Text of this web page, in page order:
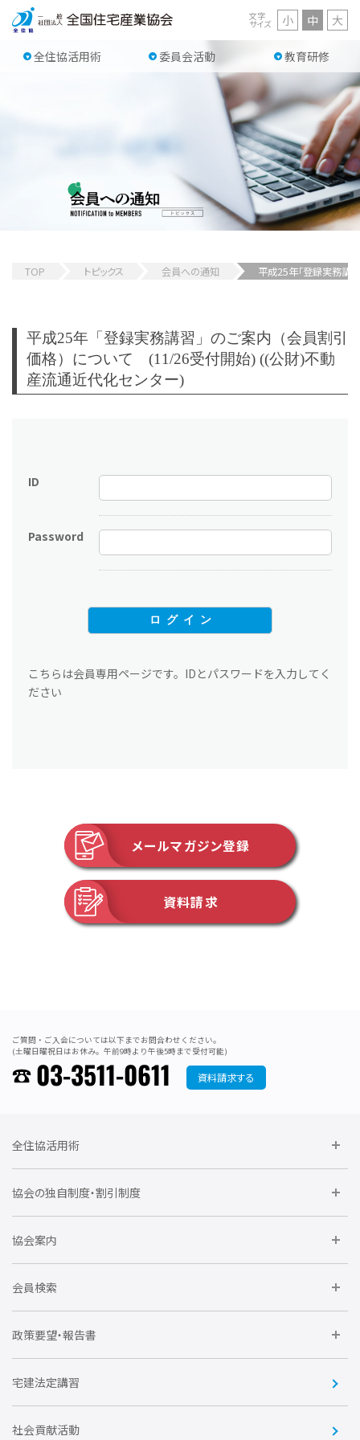
全住協活用術 委員会活動 教育研修
文字
サイズ 小 中 大
TOP トピックス 会員への通知 平成25年「登録実務講
平成25年「登録実務講習」のご案内（会員割引
価格）について (11/26受付開始) ((公財)不動
産流通近代化センター)
ID
Password
こちらは会員専用ページです。IDとパスワードを入力してく
ださい
メールマガジン登録
資料請求
ご質問・ご入会については以下までお問合わせください。
(土曜日曜祝日はお休み。午前9時より午後5時まで受付可能)
03-3511-0611 資料請求する
全住協活用術
委員会に参加しよう
要望活動に参加しよう
協会の独自制度・割引制度
住宅瑕疵担保責任保険割引制度
全住協NET
不動産後見アドバイザー資格講習
会
全住協ビジネスショップ
協会案内
運営組織
トライアル会員制度
会員検索
企業会員
賛助会員
政策要望・報告書
住宅・土地税制改正要望
優良事業表彰
宅建法定講習
社会貢献活動